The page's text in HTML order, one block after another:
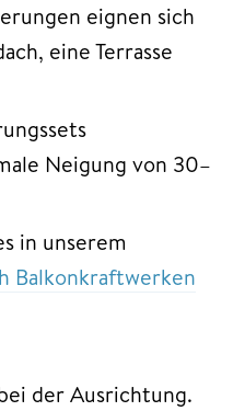
eignen sich
eine Terrasse
Neigung von 30–
in unserem
Balkonkraftwerken
der Ausrichtung.